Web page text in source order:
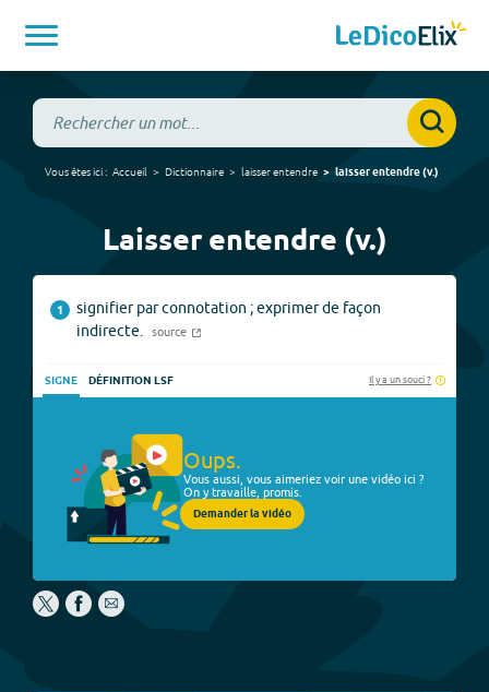
Vous êtes ici : Accueil Dictionnaire laisser entendre laisser entendre(v.)
Laisser entendre (v.)
1
signifier par connotation ; exprimer de façon
indirecte.
source
SIGNE DÉFINITION LSF Il y a un souci ?
Oups.
Vous aussi, vous aimeriez voir une vidéo ici ?
On y travaille, promis.
Demander la vidéo